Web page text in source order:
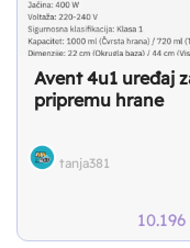
Avent 4u1 uređaj
pripremu hrane
tanja381
10.196